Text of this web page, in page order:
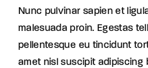
Nunc pulvinar sapien et
malesuada proin. Egestas
pellentesque eu tincidunt
amet nisl suscipit adipiscing